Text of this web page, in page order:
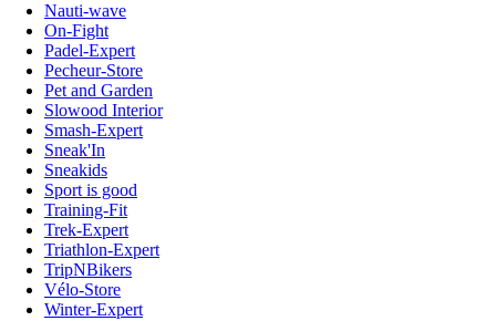
Nauti-wave
On-Fight
Padel-Expert
Pecheur-Store
Pet and Garden
Slowood Interior
Smash-Expert
Sneak'In
Sneakids
Sport is good
Training-Fit
Trek-Expert
Triathlon-Expert
TripNBikers
Vélo-Store
Winter-Expert